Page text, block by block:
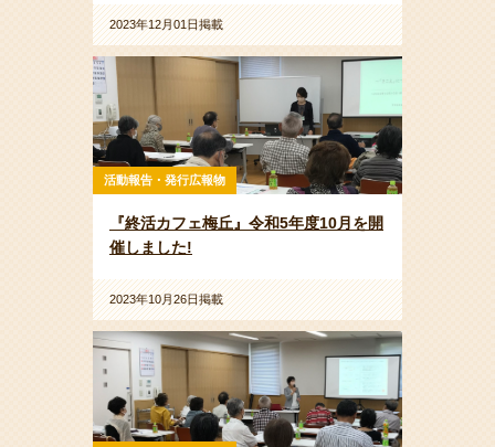
2023年12月01日掲載
活動報告・発行広報物
『終活カフェ梅丘』令和5年度10月を開
催しました!
2023年10月26日掲載